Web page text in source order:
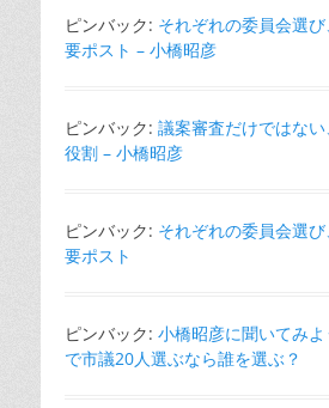
シ
ョ
ピンバック: それぞれの委員会選
要ポスト – 小橋昭彦
ピンバック: 議案審査だけではな
役割 – 小橋昭彦
ピンバック: それぞれの委員会選
要ポスト
ピンバック: 小橋昭彦に聞いてみ
で市議20人選ぶなら誰を選ぶ？